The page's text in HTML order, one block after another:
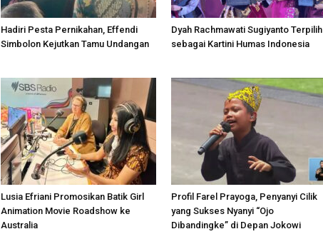
Hadiri Pesta Pernikahan, Effendi
Simbolon Kejutkan Tamu Undangan
Dyah Rachmawati Sugiyanto Terpilih
sebagai Kartini Humas Indonesia
Lusia Efriani Promosikan Batik Girl
Animation Movie Roadshow ke
Australia
Profil Farel Prayoga, Penyanyi Cilik
yang Sukses Nyanyi “Ojo
Dibandingke” di Depan Jokowi